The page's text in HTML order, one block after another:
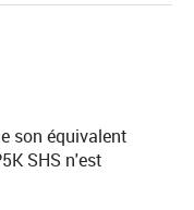
son équivalent
SHS n'est